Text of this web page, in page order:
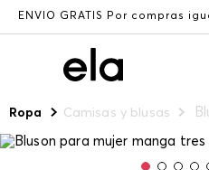
ENVÍO GRATIS Por compras
Ropa Camisas y blusas